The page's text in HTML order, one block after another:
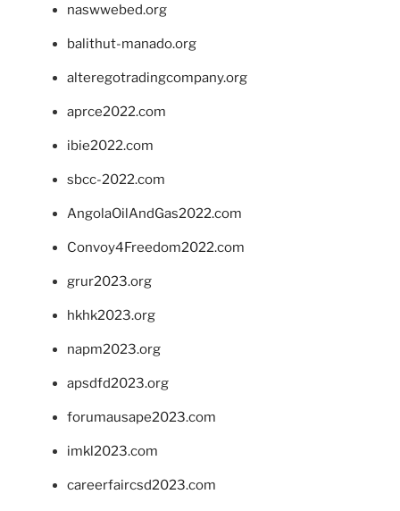
naswwebed.org
balithut-manado.org
alteregotradingcompany.org
aprce2022.com
ibie2022.com
sbcc-2022.com
AngolaOilAndGas2022.com
Convoy4Freedom2022.com
grur2023.org
hkhk2023.org
napm2023.org
apsdfd2023.org
forumausape2023.com
imkl2023.com
careerfaircsd2023.com